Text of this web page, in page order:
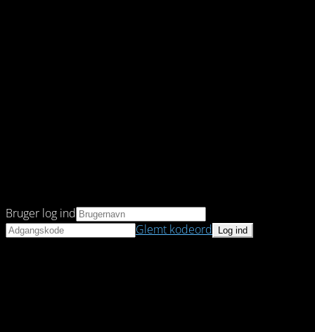
Bruger log ind
Glemt kodeord